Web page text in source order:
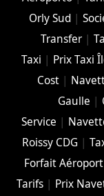
Orly Sud|
Transfer|
Taxi | Prix Taxi
Cost|
Gaulle |
Service |
Roissy CDG |
Forfait
Tarifs | Prix